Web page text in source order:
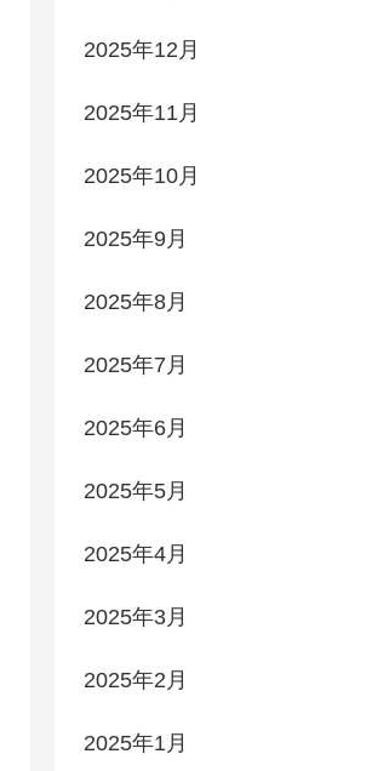
2025年12月
2025年11月
2025年10月
2025年9月
2025年8月
2025年7月
2025年6月
2025年5月
2025年4月
2025年3月
2025年2月
2025年1月